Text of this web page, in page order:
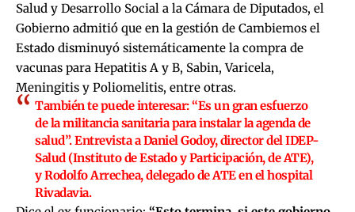
Salud y Desarrollo Social a la Cámara de Diputados, el
Gobierno admitió que en la gestión de Cambiemos el
Estado disminuyó sistemáticamente la compra de
vacunas para Hepatitis A y B, Sabin, Varicela,
Meningitis y Poliomelitis, entre otras.
También te puede interesar:“Es un gran esfuerzo
de la militancia sanitaria para instalar la agenda de
salud”. Entrevista a Daniel Godoy, director del IDEP-
Salud (Instituto de Estado y Participación, de ATE),
y Rodolfo Arrechea, delegado de ATE en el hospital
Rivadavia.